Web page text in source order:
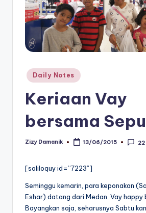
Posted
in
Daily Notes
Keriaan Vay
bersama
Posted
Zizy Damanik 13/06/2015 22
[soliloquy id=”7223″]
Seminggu kemarin, para keponakan
Eshar) datang dari Medan. Vay happy
Bayangkan saja, seharusnya Sabtu